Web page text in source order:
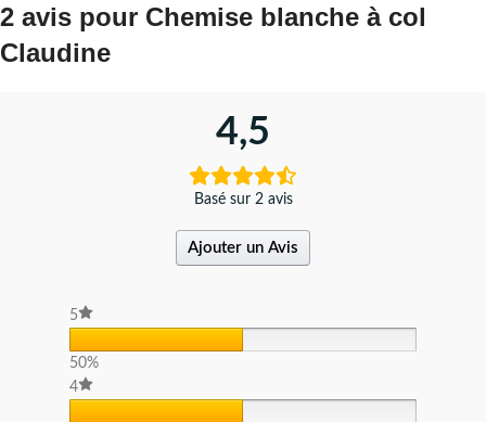
2 avis pour Chemise blanche à col
Claudine
4,5
Basé sur 2 avis
Ajouter un Avis
5
50%
4